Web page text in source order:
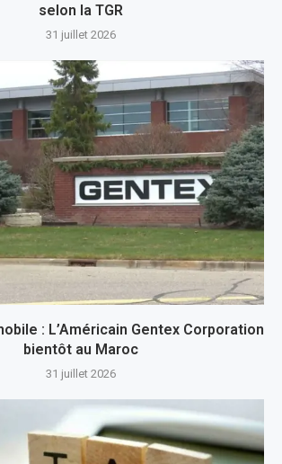
selon la TGR
31 juillet 2026
: L’Américain Gentex Corporation
bientôt au Maroc
31 juillet 2026